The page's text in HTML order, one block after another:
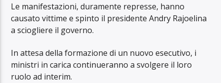
Le manifestazioni, duramente represse, hanno
causato vittime e spinto il presidente Andry Rajoelina
a sciogliere il governo.
In attesa della formazione di un nuovo esecutivo, i
ministri in carica continueranno a svolgere il loro
ruolo ad interim.